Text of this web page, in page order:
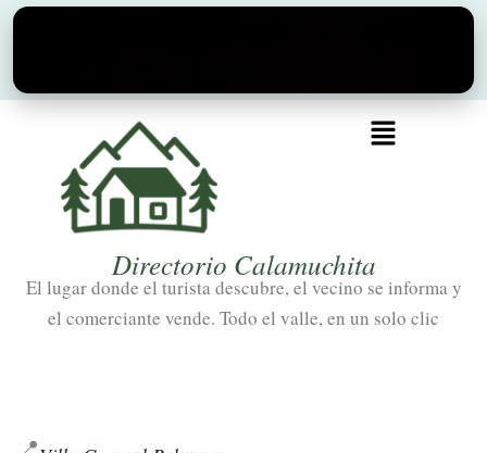
contenido
Menú
Directorio Calamuchita
El lugar donde el turista descubre, el vecino se informa y
el comerciante vende. Todo el valle, en un solo clic